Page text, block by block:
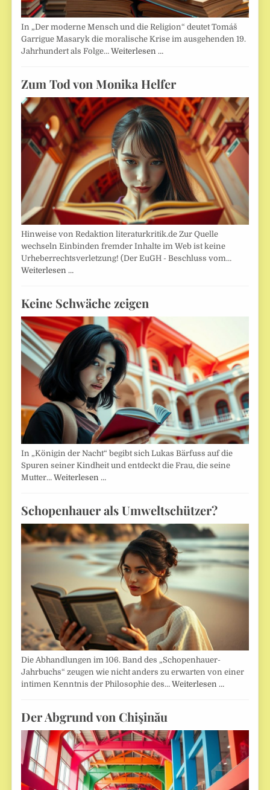
In „Der moderne Mensch und die Religion“ deutet Tomáš
Garrigue Masaryk die moralische Krise im ausgehenden 19.
Jahrhundert als Folge…Weiterlesen …
Zum Tod von Monika Helfer
Hinweise von Redaktion literaturkritik.de Zur Quelle
wechseln Einbinden fremder Inhalte im Web ist keine
Urheberrechtsverletzung! (Der EuGH - Beschluss vom…
Weiterlesen …
Keine Schwäche zeigen
In „Königin der Nacht“ begibt sich Lukas Bärfuss auf die
Spuren seiner Kindheit und entdeckt die Frau, die seine
Mutter…Weiterlesen …
Schopenhauer als Umweltschützer?
Die Abhandlungen im 106. Band des „Schopenhauer-
Jahrbuchs“ zeugen wie nicht anders zu erwarten von einer
intimen Kenntnis der Philosophie des…Weiterlesen …
Der Abgrund von Chişinău